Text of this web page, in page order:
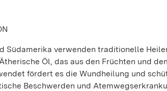
Südamerika verwenden traditionelle
Öl, das aus den Früchten und
fördert es die Wundheilung und
Beschwerden und